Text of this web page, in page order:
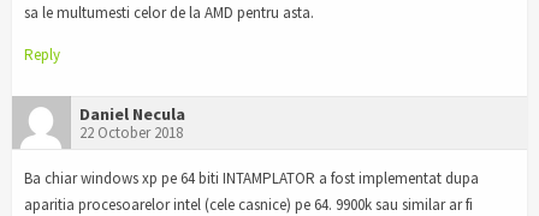
sa le multumesti celor de la AMD pentru asta.
Reply
Daniel Necula
22 October 2018
Ba chiar windows xp pe 64 biti INTAMPLATOR a fost implementat dupa
aparitia procesoarelor intel (cele casnice) pe 64. 9900k sau similar ar fi